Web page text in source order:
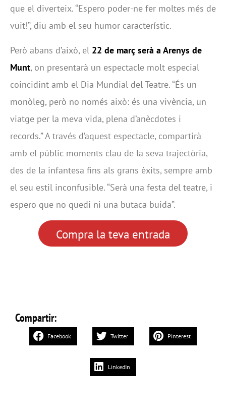
que el diverteix. “Espero poder-ne fer moltes més de
vuit!”, diu amb el seu humor característic.
Però abans d’això, el 22 de març serà a Arenys de
Munt, on presentarà un espectacle molt especial
coincidint amb el Dia Mundial del Teatre. “És un
monòleg, però no només això: és una vivència, un
viatge per la meva vida, plena d’anècdotes i
records.” A través d’aquest espectacle, compartirà
amb el públic moments clau de la seva trajectòria,
des de la infantesa fins als grans èxits, sempre amb
el seu estil inconfusible. “Serà una festa del teatre, i
espero que no quedi ni una butaca buida”.
Compra la teva entrada
Compartir:
Facebook Twitter Pinterest
LinkedIn